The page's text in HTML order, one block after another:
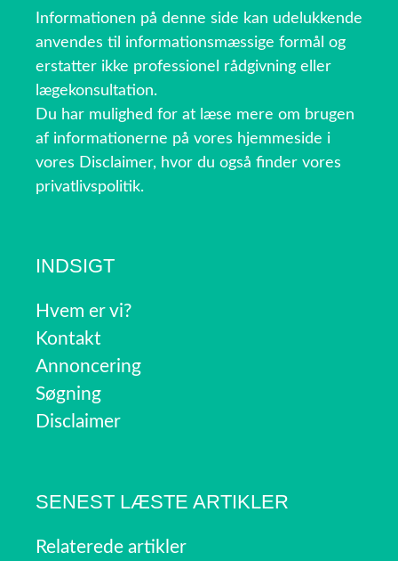
Informationen på denne side kan udelukkende
anvendes til informationsmæssige formål og
erstatter ikke professionel rådgivning eller
lægekonsultation.
Du har mulighed for at læse mere om brugen
af informationerne på vores hjemmeside i
vores Disclaimer, hvor du også finder vores
privatlivspolitik.
INDSIGT
Hvem er vi?
Kontakt
Annoncering
Søgning
Disclaimer
SENEST LÆSTE ARTIKLER
Relaterede artikler